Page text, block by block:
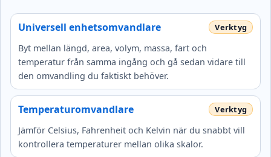
Universell enhetsomvandlare
Byt mellan längd, area, volym, massa, fart och
temperatur från samma ingång och gå sedan vidare till
den omvandling du faktiskt behöver.
Temperaturomvandlare
Jämför Celsius, Fahrenheit och Kelvin när du snabbt vill
kontrollera temperaturer mellan olika skalor.